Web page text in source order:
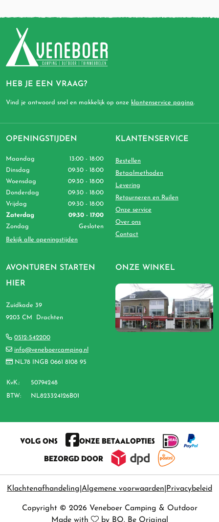
HEB JE EEN VRAAG?
Vind je antwoord snel en makkelijk op onze klantenservice pagina.
AVONTUREN STARTEN
HIER
Zuidkade 39
9203 CM Drachten
0512-542200
info@veneboercamping.nl
NL78 INGB 0661 8108 95
KvK.: 50794248
BTW: NL823324126B01
OPENINGSTIJDEN
Maandag
13:00 - 18:00
Dinsdag
09:30 - 18:00
Woensdag
09:30 - 18:00
Donderdag
09:30 - 18:00
Vrijdag
09:30 - 18:00
Zaterdag
09:30 - 17:00
Zondag
Gesloten
Bekijk alle openingstijden
KLANTENSERVICE
Bestellen
Betaalmethoden
Levering
Retourneren en Ruilen
Onze service
Over ons
Contact
ONZE WINKEL
VOLG ONS
ONZE BETAALOPTIES
BEZORGD DOOR
Klachtenafhandeling Algemene voorwaarden Privacybeleid
Copyright © 2026 Veneboer Camping & Outdoor
Made with
by BO. Be Original